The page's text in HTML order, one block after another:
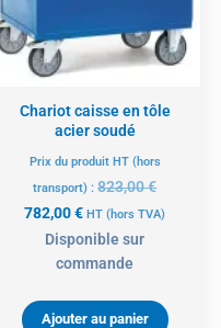
Chariot caisse en tôle
acier soudé
Prix du produit HT (hors
transport) :823,00€
782,00€ HT (hors TVA)
Disponible sur
commande
Ajouter au panier